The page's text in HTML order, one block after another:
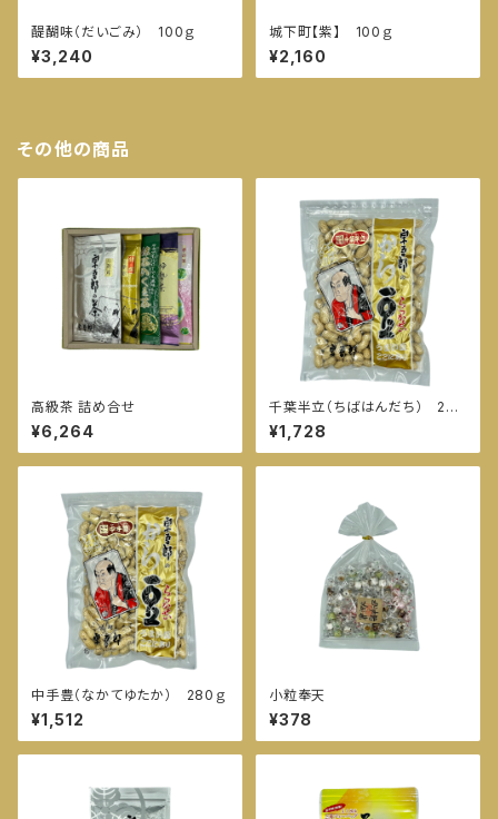
醍醐味（だいごみ） 100ｇ
¥3,240
城下町【紫】 100ｇ
¥2,160
その他の商品
高級茶 詰め合せ
¥6,264
千葉半立（ちばはんだち） 280
ｇ
¥1,728
中手豊（なかてゆたか） 280ｇ
¥1,512
小粒奉天
¥378